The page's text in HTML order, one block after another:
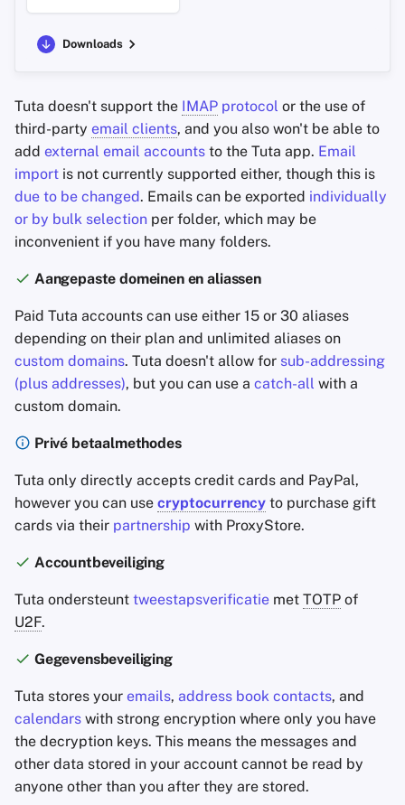
Downloads
Tuta doesn't support the IMAP protocol or the use of
third-party email clients, and you also won't be able to
add external email accounts to the Tuta app. Email
import is not currently supported either, though this is
due to be changed. Emails can be exported individually
or by bulk selection per folder, which may be
inconvenient if you have many folders.
Aangepaste domeinen en aliassen
Paid Tuta accounts can use either 15 or 30 aliases
depending on their plan and unlimited aliases on
custom domains. Tuta doesn't allow for sub-addressing
(plus addresses), but you can use a catch-all with a
custom domain.
Privé betaalmethodes
Tuta only directly accepts credit cards and PayPal,
however you can use cryptocurrency to purchase gift
cards via their partnership with ProxyStore.
Accountbeveiliging
Tuta ondersteunt tweestapsverificatie met TOTP of
U2F.
Gegevensbeveiliging
Tuta stores your emails, address book contacts, and
calendars with strong encryption where only you have
the decryption keys. This means the messages and
other data stored in your account cannot be read by
anyone other than you after they are stored.